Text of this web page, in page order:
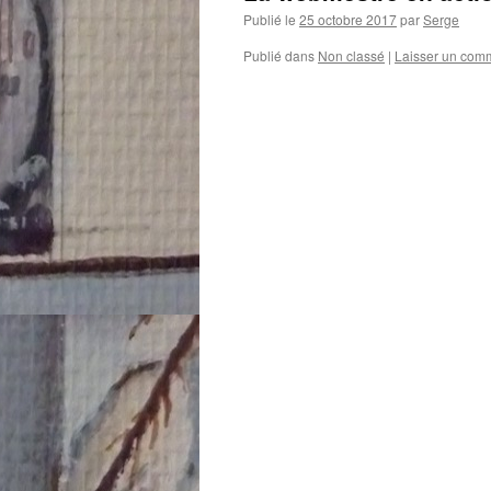
Publié le 25 octobre 2017parSerge
Publié dans Non classé | Laisser un